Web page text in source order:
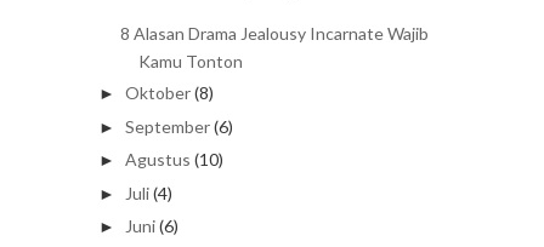
8 Alasan Drama Jealousy Incarnate Wajib
Kamu Tonton
► Oktober(8)
► September(6)
► Agustus (10)
► Juli(4)
► Juni(6)